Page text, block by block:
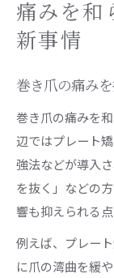
痛みを和
新事情
巻き爪の痛み
巻き爪の痛みを
辺ではプレート
強法などが導入
を抜く」などの
響も抑えられる点
例えば、プレー
に爪の湾曲を緩